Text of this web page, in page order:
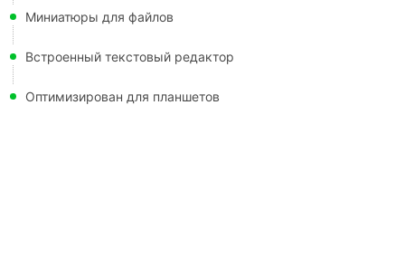
Миниатюры для файлов
Встроенный текстовый редактор
Оптимизирован для планшетов